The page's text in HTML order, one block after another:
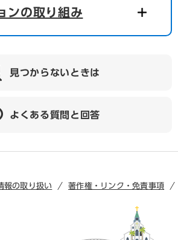
ンの取り組み
見つからないときは
よくある質問と回答
報の取り扱い
著作権・リンク・免責事項